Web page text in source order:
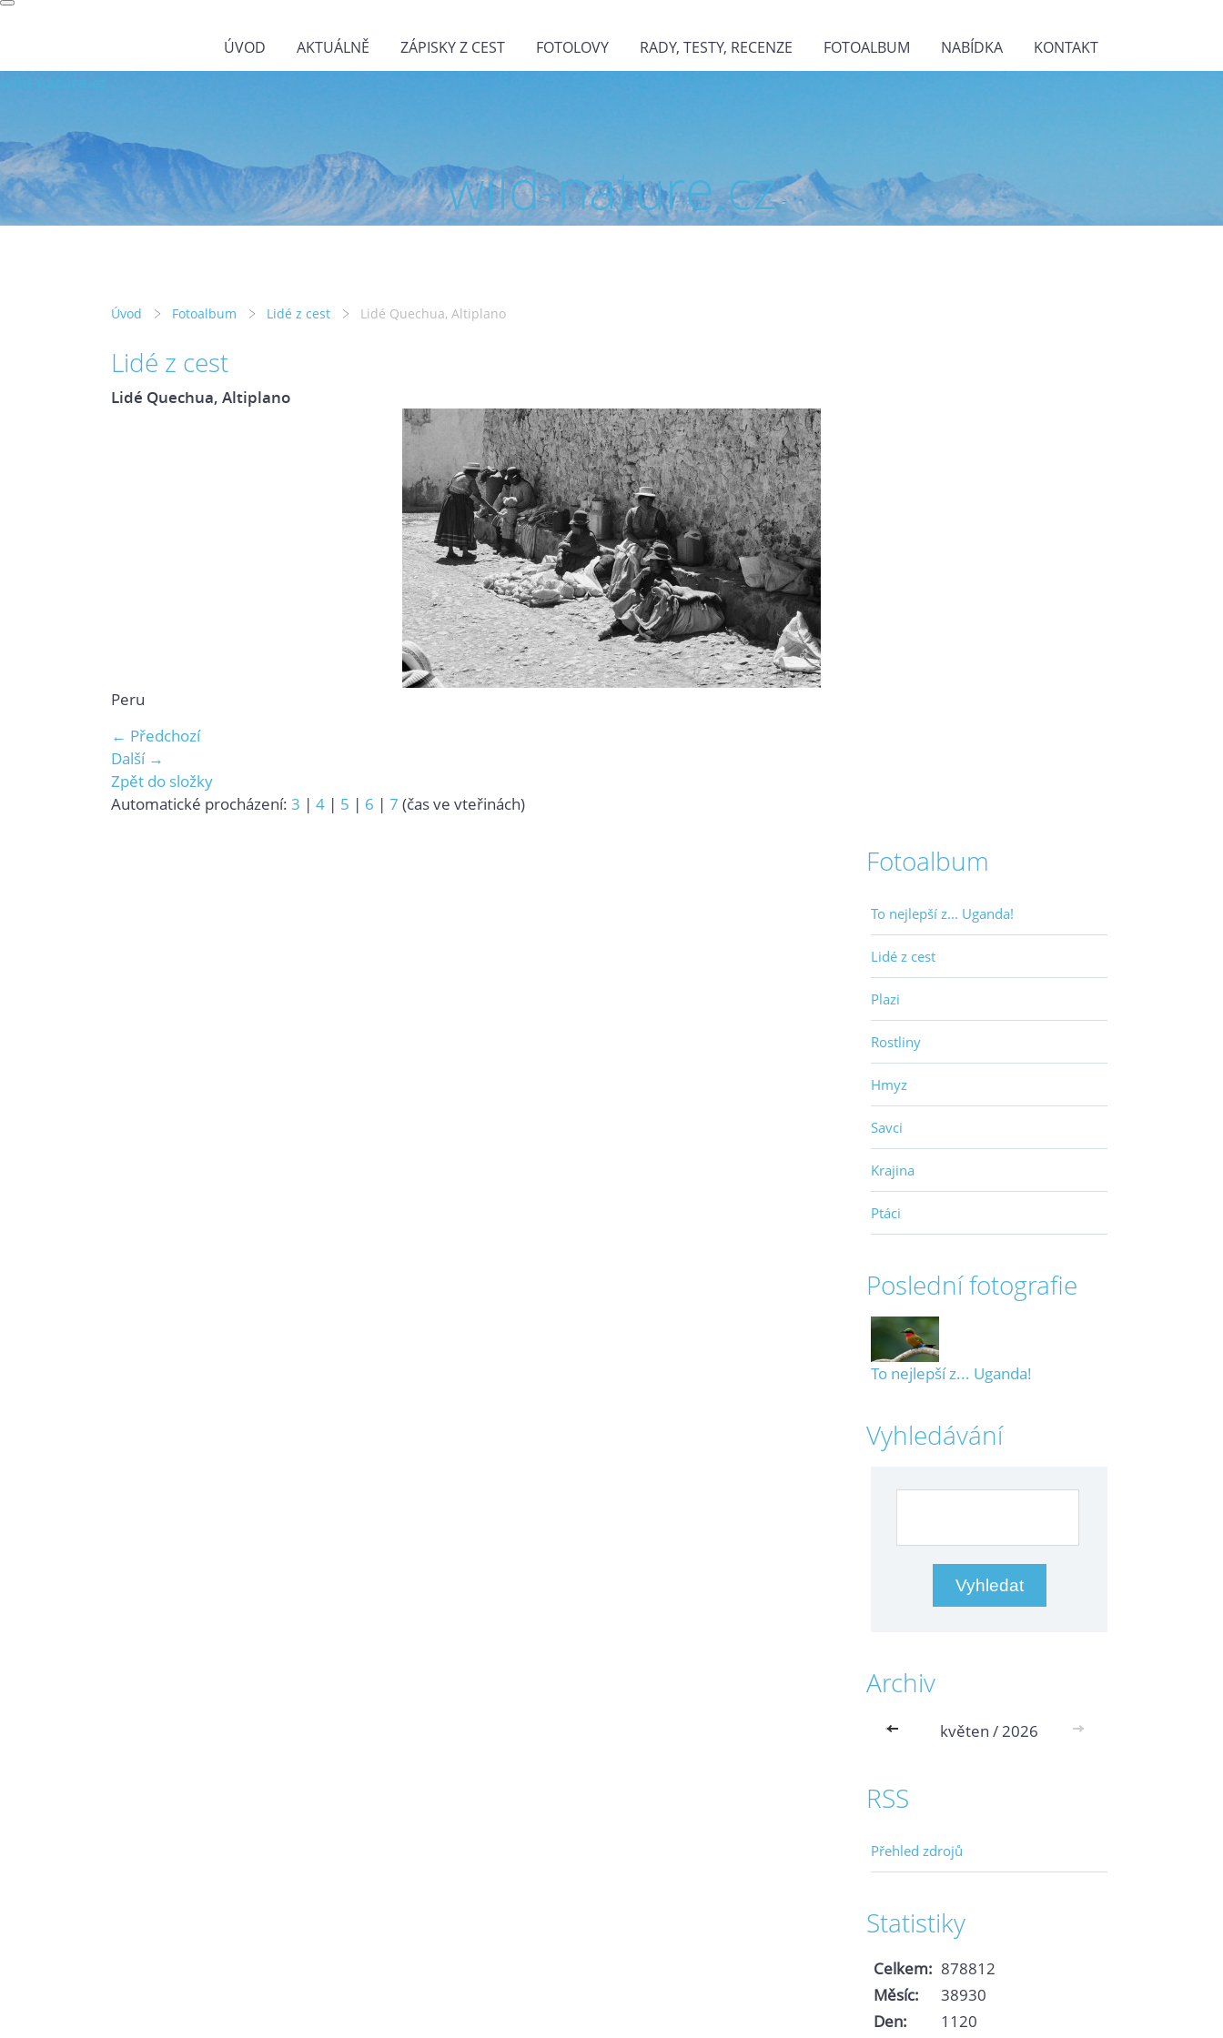
ÚVOD AKTUÁLNĚ ZÁPISKY Z CEST FOTOLOVY RADY, TESTY, RECENZE FOTOALBUM NABÍDKA KONTAKT
wild-nature.cz
Úvod Fotoalbum Lidé z cest Lidé Quechua, Altiplano
Lidé z cest
Lidé Quechua, Altiplano
Peru
← Předchozí
Další →
Zpět do složky
Automatické procházení: 3 | 4 | 5 | 6 | 7 (čas ve vteřinách)
Fotoalbum
To nejlepší z... Uganda!
Lidé z cest
Plazi
Rostliny
Hmyz
Savci
Krajina
Ptáci
Poslední fotografie
To nejlepší z... Uganda!
Vyhledávání
Archiv
<< květen / 2026 >>
RSS
Přehled zdrojů
Statistiky
Celkem: 878812
Měsíc:
38930
Den:
1120